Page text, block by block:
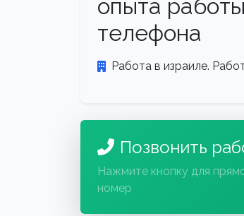
опыта
телефона
Работа в израиле.
Позвонить
Нажмите кнопку для
номер